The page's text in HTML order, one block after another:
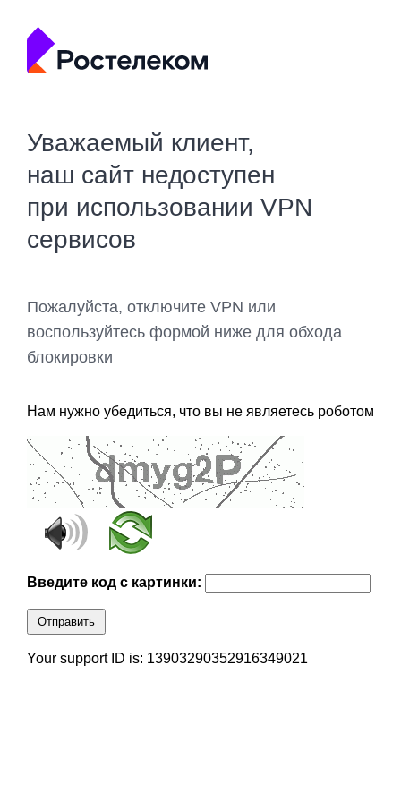
Уважаемый клиент,
наш сайт недоступен
при использовании VPN
сервисов
Пожалуйста, отключите VPN или
воспользуйтесь формой ниже для обхода
блокировки
Нам нужно убедиться, что вы не являетесь роботом
Введите код с картинки:
Отправить
Your support ID is: 13903290352916349021